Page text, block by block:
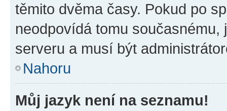
těmito dvěma časy. Pokud po
neodpovídá tomu
serveru a musí být
Nahoru
Můj jazyk není na seznamu!